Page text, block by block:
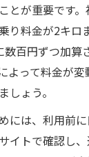
転代行の目安料
る運転代行の
計算はどう決
の距離別シミュ
離で運転代行は
料金を事前に
？運転代行の比
とが重要です
り料金が2キロ
百円ずつ加算
よって料金が
しょう。
には、利用前
イトで確認し